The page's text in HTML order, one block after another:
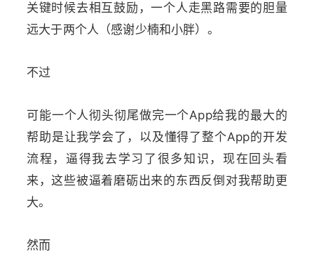
关键时候去相互鼓励，一个人走黑路需要的胆量
远大于两个人（感谢少楠和小胖）。
不过
可能一个人彻头彻尾做完一个App给我的最大的
帮助是让我学会了，以及懂得了整个App的开发
流程，逼得我去学习了很多知识，现在回头看
来，这些被逼着磨砺出来的东西反倒对我帮助更
大。
然而